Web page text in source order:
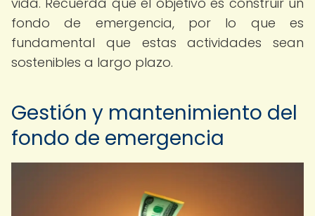
fondo de emergencia, por lo que es
fundamental que estas actividades sean
sostenibles a largo plazo.
Gestión y mantenimiento del
fondo de emergencia